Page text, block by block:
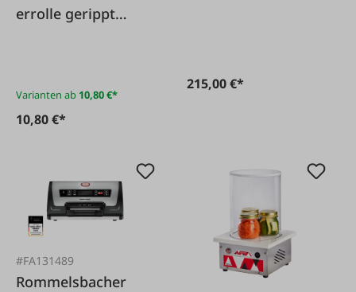
errolle gerippt
Varianten ab 10,80 €*
10,80 €*
215,00 €*
#FA131489
Rommelsbacher